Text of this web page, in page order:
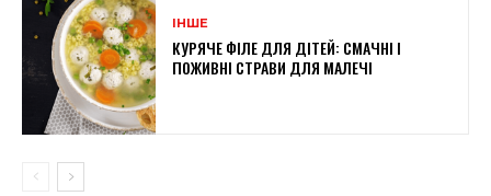
ІНШЕ
КУРЯЧЕ ФІЛЕ ДЛЯ ДІТЕЙ: СМАЧНІ І
ПОЖИВНІ СТРАВИ ДЛЯ МАЛЕЧІ